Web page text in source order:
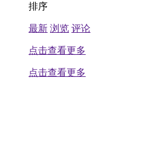
排序
最新 浏览 评论
点击查看更多
点击查看更多